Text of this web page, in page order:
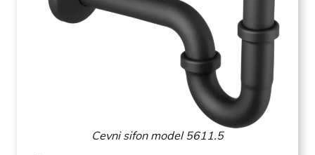
Cevni sifon model 5611.5